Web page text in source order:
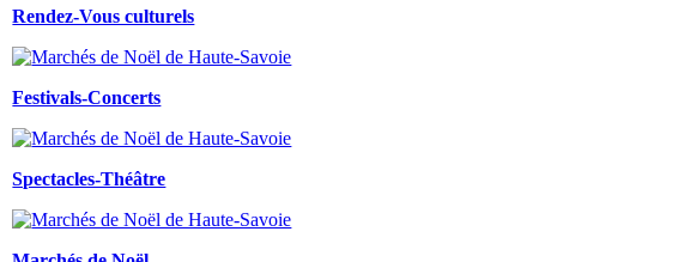
Rendez-Vous culturels
Festivals-Concerts
Spectacles-Théâtre